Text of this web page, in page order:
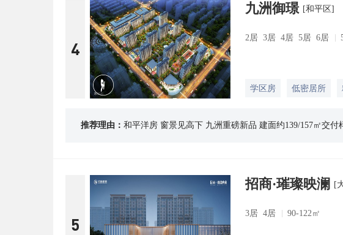
4
九洲御璟 [和平区]
2居 3居 4居 5居 6居
学区房 低密居所
推荐理由： 和平洋房 窗景见高下 九洲重磅新品 建面约139/157㎡交付
5
招商·璀璨映澜 [
3居 4居 90-122㎡